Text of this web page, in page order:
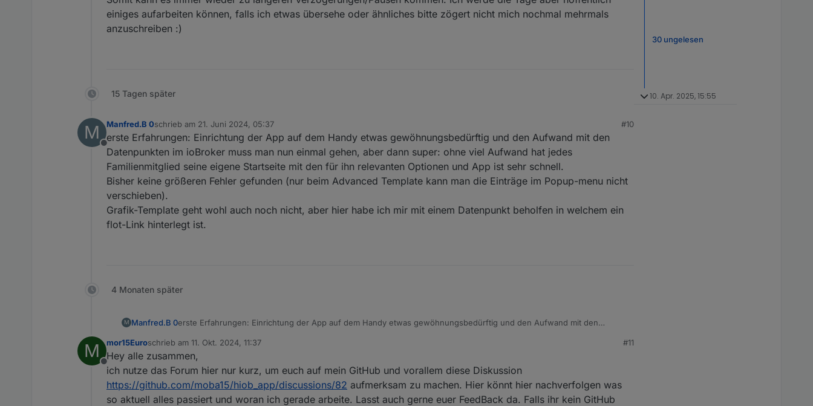
Als nächstes Update kommt auch noch eine Roadmap hinzu was dann eigentlich nur noch 4 Wünsche übrig lässt...
natürlich auch in VIS angezeigt werden kann.
Übersicht vom Log
RAM Verbrauch
Derzeit steuer ich über 270 States beziegungsweise lass ich mir anzeigen.
Gruß//Lucky
einiges aufarbeiten können, falls ich etwas übersehe oder ähnliches bitte zögert nicht mich nochmal mehrmals
anzuschreiben :)
15 Tagen später
M
Offline
Manfred.B 0schrieb am 21. Juni 2024, 05:37
zuletzt editiert von
#10
erste Erfahrungen: Einrichtung der App auf dem Handy etwas gewöhnungsbedürftig und den Aufwand mit den
Datenpunkten im ioBroker muss man nun einmal gehen, aber dann super: ohne viel Aufwand hat jedes
Familienmitglied seine eigene Startseite mit den für ihn relevanten Optionen und App ist sehr schnell.
Bisher keine größeren Fehler gefunden (nur beim Advanced Template kann man die Einträge im Popup-menu nicht
verschieben).
Grafik-Template geht wohl auch noch nicht, aber hier habe ich mir mit einem Datenpunkt beholfen in welchem ein
flot-Link hinterlegt ist.
4 Monaten später
M Manfred.B 0erste Erfahrungen: Einrichtung der App auf dem Handy etwas gewöhnungsbedürftig und den Aufwand mit den
seine eigene Startseite mit den für ihn relevanten Optionen und App ist sehr schnell.
Bisher keine größeren Fehler gefunden (nur beim Advanced Template kann man die Einträge im Popup-menu nicht
verschieben).
Grafik-Template geht wohl auch noch nicht, aber hier habe ich mir mit einem Datenpunkt beholfen in welchem ein flot-
Link hinterlegt ist.
M
Offline
mor15Euroschrieb am 11. Okt. 2024, 11:37
zuletzt editiert von
#11
Hey alle zusammen,
ich nutze das Forum hier nur kurz, um euch auf mein GitHub und vorallem diese Diskussion
https://github.com/moba15/hiob_app/discussions/82 aufmerksam zu machen. Hier könnt hier nachverfolgen was
so aktuell alles passiert und woran ich gerade arbeite. Lasst auch gerne euer FeedBack da. Falls ihr kein GitHub
30 ungelesen
10. Apr. 2025, 15:55